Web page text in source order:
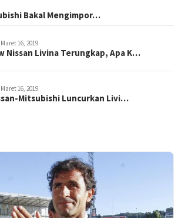
Bakal Mengimpor…
Maret 16, 2019
Nissan Livina Terungkap, Apa K…
Maret 16, 2019
Mitsubishi Luncurkan Livi…